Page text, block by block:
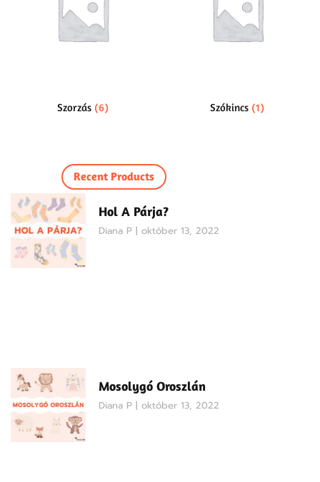
Szorzás (6) Szókincs (1)
Recent Products
Hol A Párja?
Diana P október 13, 2022
Mosolygó Oroszlán
Diana P október 13, 2022